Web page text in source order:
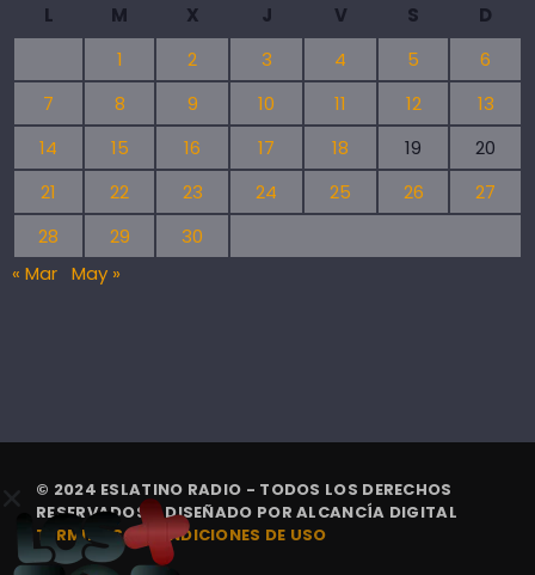
L M X J V S
D
1
2 3 4 5
6
7
8 9 10 11 12
13
14
15 16 17 18 19
20
21
22 23 24 25 26
27
28
29
30
« Mar May »
© 2024 ESLATINO RADIO - TODOS LOS DERECHOS
RESERVADOS. | DISEÑADO PORALCANCÍA DIGITAL
TÉRMINOS Y CONDICIONES DE USO